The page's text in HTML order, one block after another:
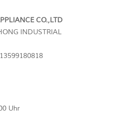
CO.,LTD
INDUSTRIAL
Uhr